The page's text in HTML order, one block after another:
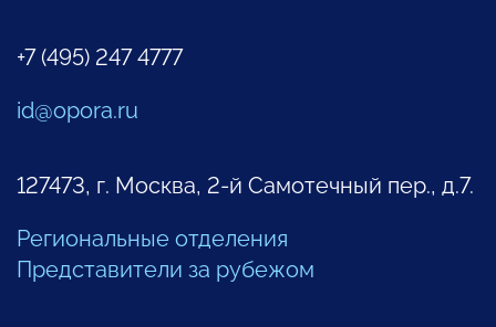
+7 (495) 247 4777
id@opora.ru
127473, г. Москва, 2-й Самотечный пер., д.7.
Региональные отделения
Представители за рубежом